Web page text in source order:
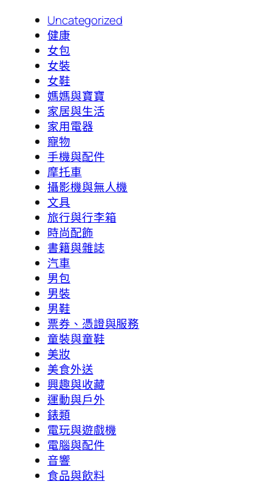
Uncategorized
健康
女包
女裝
女鞋
媽媽與寶寶
家居與生活
家用電器
寵物
手機與配件
摩托車
攝影機與無人機
文具
旅行與行李箱
時尚配飾
書籍與雜誌
汽車
男包
男裝
男鞋
票券、憑證與服務
童裝與童鞋
美妝
美食外送
興趣與收藏
運動與戶外
錶類
電玩與遊戲機
電腦與配件
音響
食品與飲料